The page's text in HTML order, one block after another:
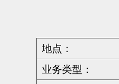
地点：
业务类型：